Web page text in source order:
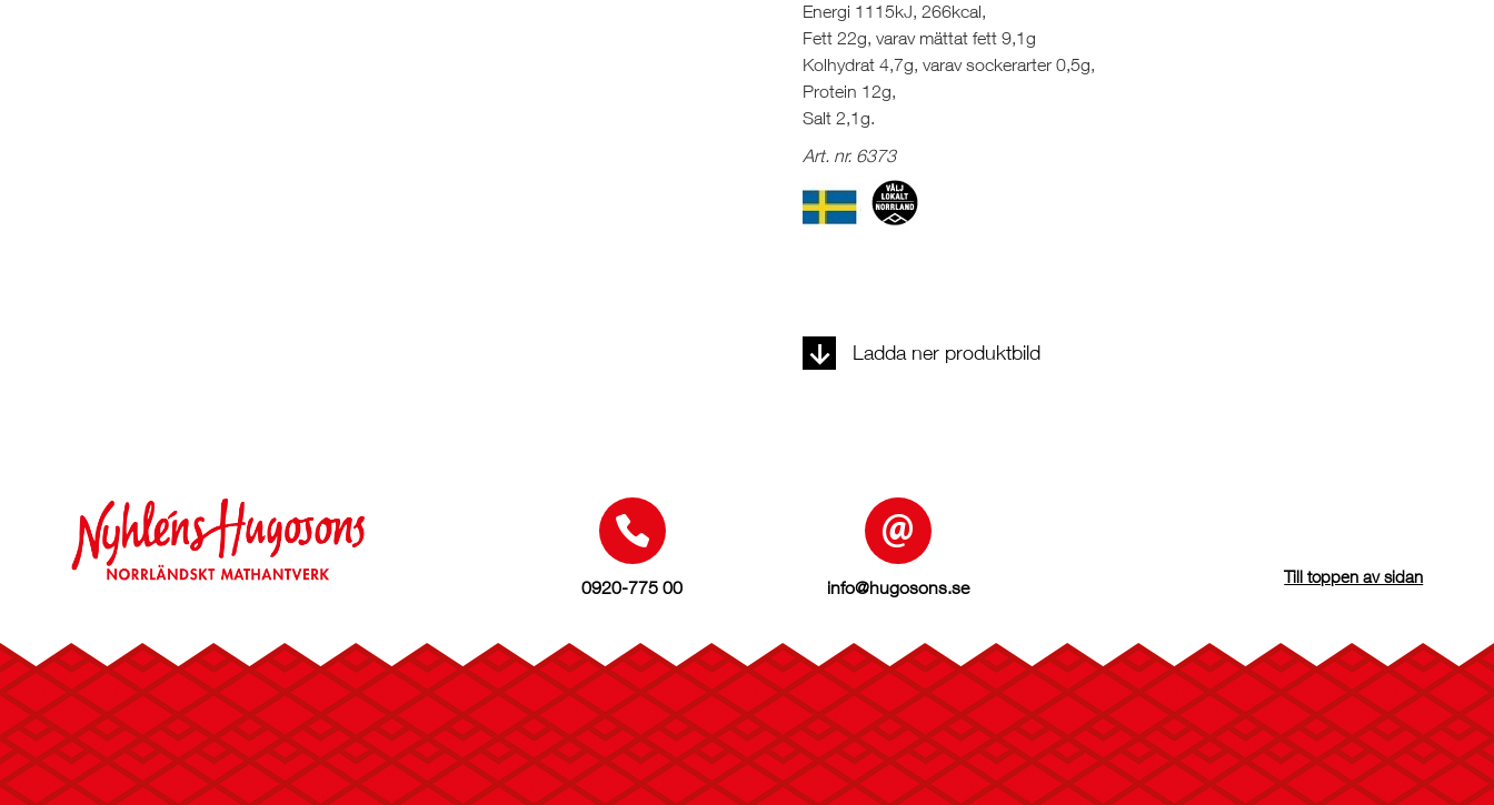
Energi 1115kJ, 266kcal,
Fett 22g, varav mättat fett 9,1g
Kolhydrat 4,7g, varav sockerarter 0,5g,
Protein 12g,
Salt 2,1g.
Art. nr. 6373
Ladda ner produktbild
0920-775 00 info@hugosons.se
Till toppen av sidan